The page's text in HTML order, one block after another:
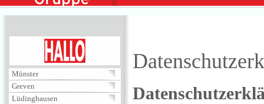
Münster
Greven
Lüdinghausen